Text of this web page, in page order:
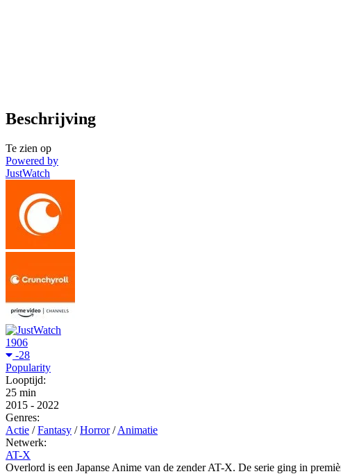
Beschrijving
Te zien op
Powered by
JustWatch
1906
-28
Popularity
Looptijd:
25 min
2015 - 2022
Genres:
Actie / Fantasy / Horror / Animatie
Netwerk:
AT-X
Overlord is een Japanse Anime van de zender AT-X. De serie ging in